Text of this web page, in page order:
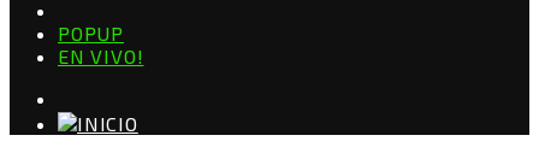
POPUP
EN VIVO!